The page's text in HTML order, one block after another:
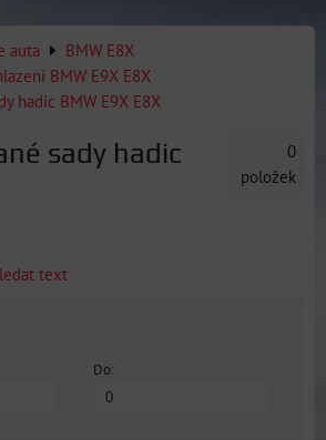
auta
BMW E8X
BMW E9X E8X
hadic BMW E9X E8X
sady hadic
0
položek
text
Do: